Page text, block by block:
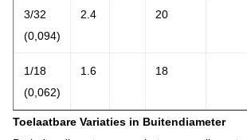
3/32
(0,094)
2.4 20
1/18
(0,062)
1.6 18
Toelaatbare Variaties in Buitendiameter